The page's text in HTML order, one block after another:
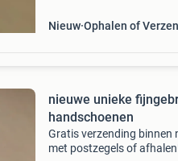
Nieuw Ophalen of
nieuwe unieke
handschoenen
Gratis verzending binnen
met postzegels of